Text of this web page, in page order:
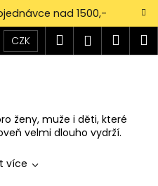
nad 1500,-
CZK
Hledat
ženy, muže i děti, které
velmi dlouho vydrží.
více